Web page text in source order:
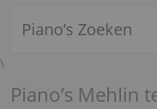
Piano’s Zoeken
\
Piano’s Mehlin